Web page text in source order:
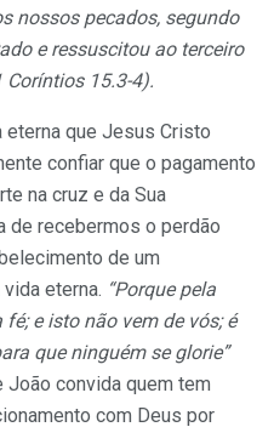
nossos pecados, segundo
e ressuscitou ao terceiro
Coríntios 15.3-4).
eterna que Jesus Cristo
confiar que o pagamento
na cruz e da Sua
de recebermos o perdão
de um
eterna. “Porque pela
e isto não vem de vós; é
que ninguém se glorie”
João convida quem tem
com Deus por